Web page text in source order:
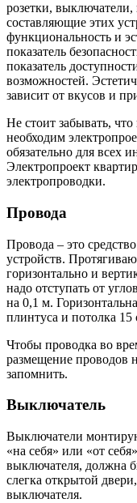
розетки,
составляющие этих
функциональность и
показатель
показатель
возможностей.
зависит от вкусов и
Не стоит забывать,
необходим
обязательно для всех
Электропроект
электропроводки.
Провода
Провода – это
устройств.
горизонтально и
надо отступать от
на 0,1 м.
плинтуса и потолка
Чтобы проводка во
размещение проводов
запомнить.
Выключатель
Выключатели
«на себя» или «от
выключателя, должна
слегка открытой
выключателя.